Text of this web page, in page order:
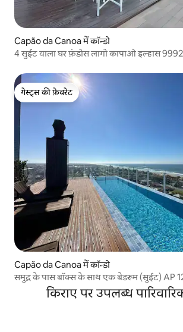
Capão da Canoa में कॉन्डो
4 सुईट वाला घर फ़ंडोस लागो कापाओ इल्हास
गेस्ट्स की फ़ेवरेट
गेस्ट्स की फ़ेवरेट
Capão da Canoa में कॉन्डो
समुद्र के पास बॉक्स के साथ एक बेडरूम (सुईट) AP
किराए पर उपलब्ध